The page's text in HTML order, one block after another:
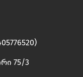
75/3